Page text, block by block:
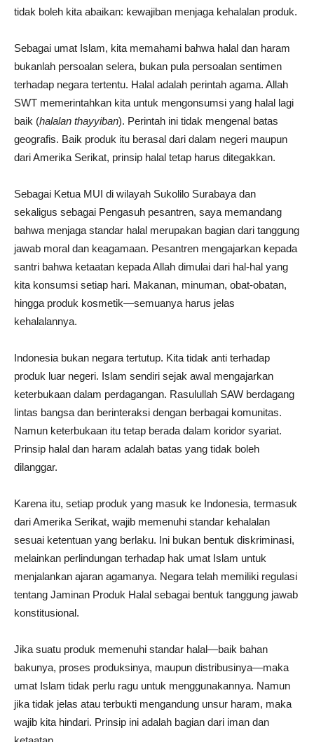
tidak boleh kita abaikan: kewajiban menjaga kehalalan produk.
Sebagai umat Islam, kita memahami bahwa halal dan haram
bukanlah persoalan selera, bukan pula persoalan sentimen
terhadap negara tertentu. Halal adalah perintah agama. Allah
SWT memerintahkan kita untuk mengonsumsi yang halal lagi
baik (halalan thayyiban). Perintah ini tidak mengenal batas
geografis. Baik produk itu berasal dari dalam negeri maupun
dari Amerika Serikat, prinsip halal tetap harus ditegakkan.
Sebagai Ketua MUI di wilayah Sukolilo Surabaya dan
sekaligus sebagai Pengasuh pesantren, saya memandang
bahwa menjaga standar halal merupakan bagian dari tanggung
jawab moral dan keagamaan. Pesantren mengajarkan kepada
santri bahwa ketaatan kepada Allah dimulai dari hal-hal yang
kita konsumsi setiap hari. Makanan, minuman, obat-obatan,
hingga produk kosmetik—semuanya harus jelas
kehalalannya.
Indonesia bukan negara tertutup. Kita tidak anti terhadap
produk luar negeri. Islam sendiri sejak awal mengajarkan
keterbukaan dalam perdagangan. Rasulullah SAW berdagang
lintas bangsa dan berinteraksi dengan berbagai komunitas.
Namun keterbukaan itu tetap berada dalam koridor syariat.
Prinsip halal dan haram adalah batas yang tidak boleh
dilanggar.
Karena itu, setiap produk yang masuk ke Indonesia, termasuk
dari Amerika Serikat, wajib memenuhi standar kehalalan
sesuai ketentuan yang berlaku. Ini bukan bentuk diskriminasi,
melainkan perlindungan terhadap hak umat Islam untuk
menjalankan ajaran agamanya. Negara telah memiliki regulasi
tentang Jaminan Produk Halal sebagai bentuk tanggung jawab
konstitusional.
Jika suatu produk memenuhi standar halal—baik bahan
bakunya, proses produksinya, maupun distribusinya—maka
umat Islam tidak perlu ragu untuk menggunakannya. Namun
jika tidak jelas atau terbukti mengandung unsur haram, maka
wajib kita hindari. Prinsip ini adalah bagian dari iman dan